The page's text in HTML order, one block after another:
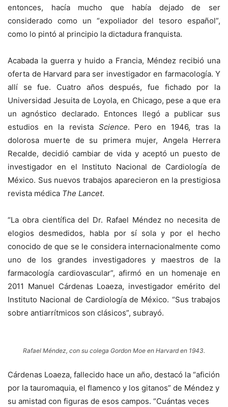
entonces, hacía mucho que había dejado de ser
considerado como un “expoliador del tesoro español”,
como lo pintó al principio la dictadura franquista.
Acabada la guerra y huido a Francia, Méndez recibió una
oferta de Harvard para ser investigador en farmacología. Y
allí se fue. Cuatro años después, fue fichado por la
Universidad Jesuita de Loyola, en Chicago, pese a que era
un agnóstico declarado. Entonces llegó a publicar sus
estudios en la revista Science. Pero en 1946, tras la
dolorosa muerte de su primera mujer, Angela Herrera
Recalde, decidió cambiar de vida y aceptó un puesto de
investigador en el Instituto Nacional de Cardiología de
México. Sus nuevos trabajos aparecieron en la prestigiosa
revista médica The Lancet.
“La obra científica del Dr. Rafael Méndez no necesita de
elogios desmedidos, habla por sí sola y por el hecho
conocido de que se le considera internacionalmente como
uno de los grandes investigadores y maestros de la
farmacología cardiovascular”, afirmó en un homenaje en
2011 Manuel Cárdenas Loaeza, investigador emérito del
Instituto Nacional de Cardiología de México. “Sus trabajos
sobre antiarrítmicos son clásicos”, subrayó.
Rafael Méndez, con su colega Gordon Moe en Harvard en 1943.
Cárdenas Loaeza, fallecido hace un año, destacó la “afición
por la tauromaquia, el flamenco y los gitanos” de Méndez y
su amistad con figuras de esos campos. “Cuántas veces